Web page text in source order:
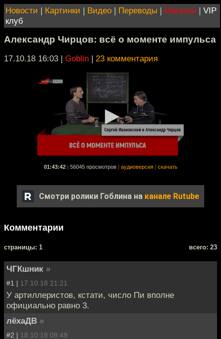
Новости | Картинки | Видео | Переводы | Магазин | VIP
клуб
Александр Чирцов: всё о моменте импульса
17.10.18 16:03 | Goblin | 23 комментария
01:43:42 56045 просмотров аудиоверсия скачать
Смотри ролики Гоблина на канале Rutube
Комментарии
cтраницы: 1 всего: 23
ЧГКшник »
#1 | 17.10.18 21:21
У артиллеристов, кстати, число Пи вполне
официально равно 3.
лёхаДВ »
#2 | 18.10.18 08:49